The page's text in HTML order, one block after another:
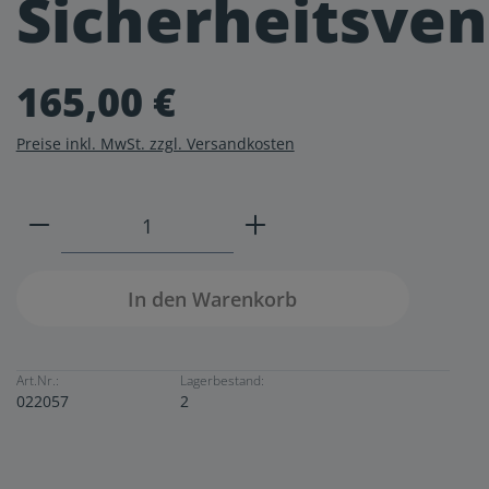
165,00 €
Preise inkl. MwSt. zzgl. Versandkosten
Produkt Anzahl: Gib den
In den Warenkorb
Art.Nr.:
022057
Lagerbestand:
2